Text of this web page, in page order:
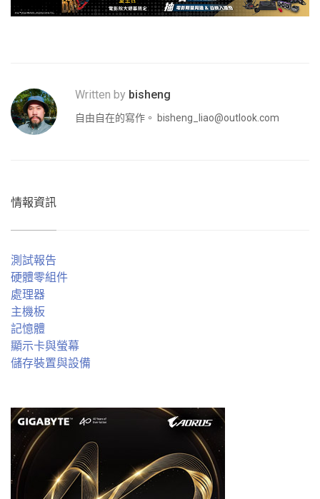
Written by bisheng
自由自在的寫作。 bisheng_liao@outlook.com
情報資訊
測試報告
硬體零組件
處理器
主機板
記憶體
顯示卡與螢幕
儲存裝置與設備